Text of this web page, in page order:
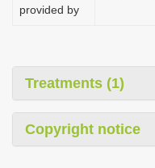
provided by
Treatments (1)
Copyright notice